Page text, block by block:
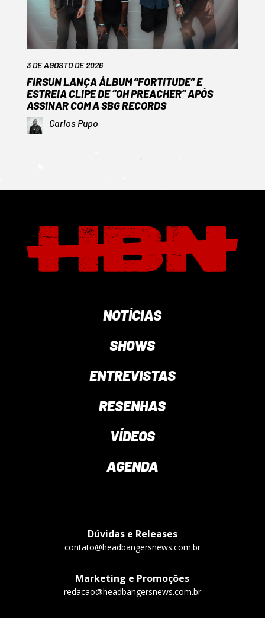
3 DE AGOSTO DE 2026
FIRSUN LANÇA ÁLBUM “FORTITUDE” E
ESTREIA CLIPE DE “OH PREACHER” APÓS
ASSINAR COM A SBG RECORDS
Carlos Pupo
NOTÍCIAS
SHOWS
ENTREVISTAS
RESENHAS
VÍDEOS
AGENDA
Dúvidas e Releases
contato@headbangersnews.com.br
Marketing e Promoções
redacao@headbangersnews.com.br